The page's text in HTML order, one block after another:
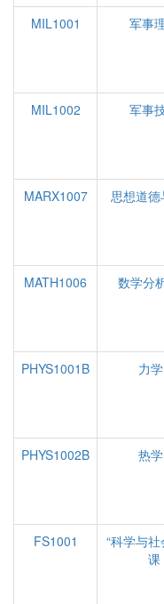
MIL1001
军事
MIL1002
军事
MARX1007
思想道
MATH1006
数学分
PHYS1001B
力
PHYS1002B
热
FS1001
“科学与社
课